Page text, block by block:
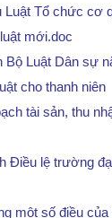
Tổ chức cơ
mới.doc
Bộ Luật Dân sự
cho thanh niên
tài sản, thu
Điều lệ trường
một số điều